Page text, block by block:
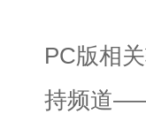
PC版相
持频道